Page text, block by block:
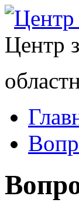
Центр